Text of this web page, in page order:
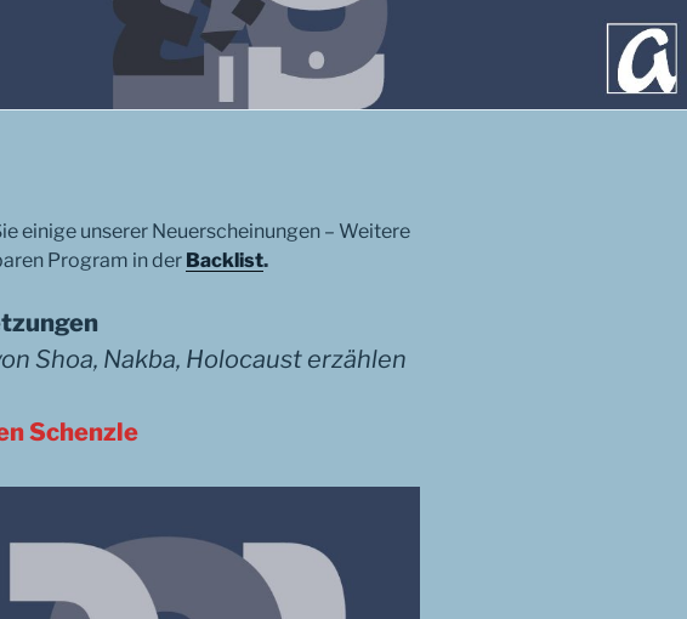
einige unserer Neuerscheinungen – Weitere
Program in der Backlist.
Shoa, Nakba, Holocaust erzählen
Schenzle